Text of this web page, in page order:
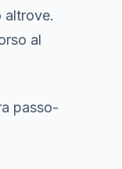
altrove.
al
passo-